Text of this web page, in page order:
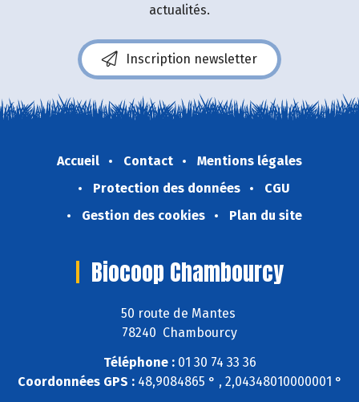
actualités.
Inscription newsletter
Accueil Contact
Mentions légales
Protection des données
CGU
Gestion des cookies
Plan du site
Biocoop Chambourcy
50 route de Mantes
78240 Chambourcy
Téléphone :01 30 74 33 36
Coordonnées GPS :48,9084865 ° , 2,04348010000001 °